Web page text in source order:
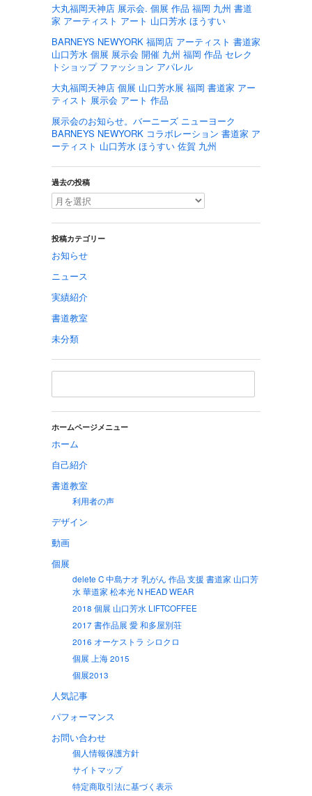
大丸福岡天神店 展示会. 個展 作品 福岡 九州 書道
家 アーティスト アート 山口芳水 ほうすい
BARNEYS NEWYORK 福岡店 アーティスト 書道家
山口芳水 個展 展示会 開催 九州 福岡 作品 セレク
トショップ ファッション アパレル
大丸福岡天神店 個展 山口芳水展 福岡 書道家 アー
ティスト 展示会 アート 作品
展示会のお知らせ。バーニーズ ニューヨーク
BARNEYS NEWYORK コラボレーション 書道家 ア
ーティスト 山口芳水 ほうすい 佐賀 九州
過去の投稿
投稿カテゴリー
お知らせ
ニュース
実績紹介
書道教室
未分類
ホームページメニュー
ホーム
自己紹介
書道教室
利用者の声
デザイン
動画
個展
delete C 中島ナオ 乳がん 作品 支援 書道家 山口芳
水 華道家 松本光 N HEAD WEAR
2018 個展 山口芳水 LIFTCOFFEE
2017 書作品展 愛 和多屋別荘
2016 オーケストラ シロクロ
個展 上海 2015
個展2013
人気記事
パフォーマンス
お問い合わせ
個人情報保護方針
サイトマップ
特定商取引法に基づく表示